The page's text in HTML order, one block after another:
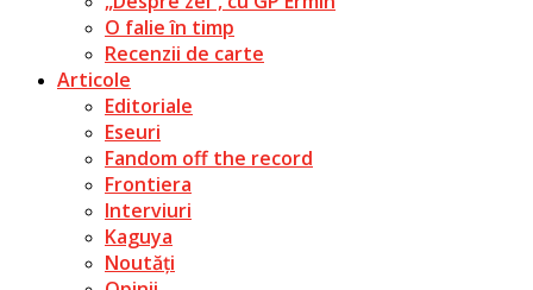
O falie în timp
Recenzii de carte
Articole
Editoriale
Eseuri
Fandom off the record
Frontiera
Interviuri
Kaguya
Noutăți